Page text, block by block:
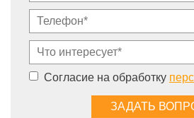
Согласие на обработку